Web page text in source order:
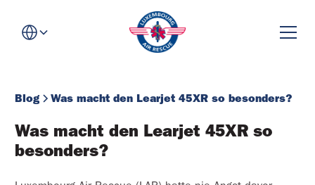
Blog Was macht den Learjet 45XR so besonders?
Was macht den Learjet 45XR so
besonders?